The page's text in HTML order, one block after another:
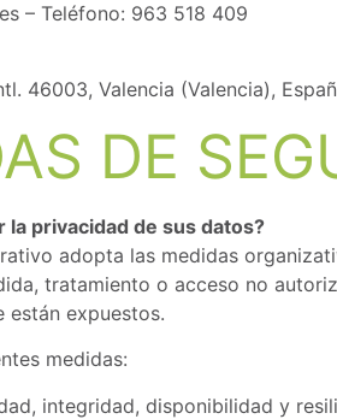
– Teléfono: 963 518 409
46003, Valencia (Valencia),
DE
la privacidad de sus datos?
adopta las medidas
tratamiento o acceso no
están expuestos.
medidas:
integridad, disponibilidad y